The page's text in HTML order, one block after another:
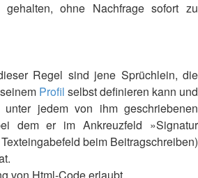
ohne Nachfrage sofort zu
Regel sind jene Sprüchlein, die
Profil selbst definieren kann und
jedem von ihm geschriebenen
dem er im Ankreuzfeld »Signatur
beim Beitragschreiben)